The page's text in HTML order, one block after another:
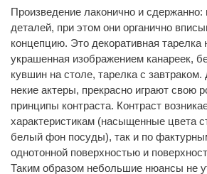
Произведение лаконично и
деталей, при этом они органично
концепцию. Это декоративная тарелка
украшенная изображением канареек,
кувшин на столе, тарелка с
некие актеры, прекрасно играют свою
принципы контраста. Контраст
характеристикам (насыщенные цвета
белый фон посуды), так и по
однотонной поверхностью и по
Таким образом небольшие нюансы не